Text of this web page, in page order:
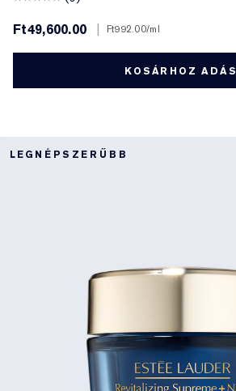
Ft49,600.00
Ft992.00/ml
KOSÁRHOZ ADÁS
LEGNÉPSZERŰBB